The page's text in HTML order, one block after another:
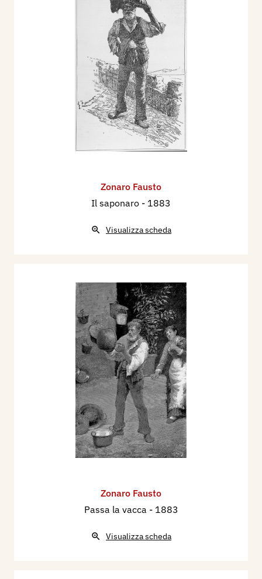
Zonaro Fausto
Il saponaro - 1883
Visualizza scheda
Zonaro Fausto
Passa la vacca - 1883
Visualizza scheda